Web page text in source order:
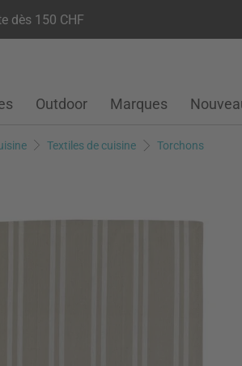
dès 150 CHF
contenu
Outdoor Marques
Textiles de cuisine Torchons